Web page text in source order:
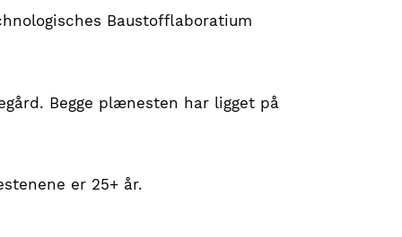
Baustofflaboratium
Begge plænesten har ligget på
er 25+ år.